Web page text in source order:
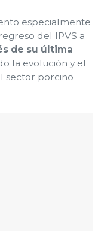
especialmente
del IPVS a
de su última
la evolución y el
sector porcino